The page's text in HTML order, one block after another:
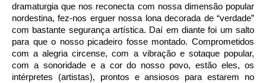
dramaturgia que nos reconecta com nossa dimensão popular
nordestina, fez-nos erguer nossa lona decorada de “verdade”
com bastante segurança artística. Daí em diante foi um salto
para que o nosso picadeiro fosse montado. Comprometidos
com a alegria circense, com a vibração e sotaque popular,
com a sonoridade e a cor do nosso povo, estão eles, os
intérpretes (artistas), prontos e ansiosos para estarem no